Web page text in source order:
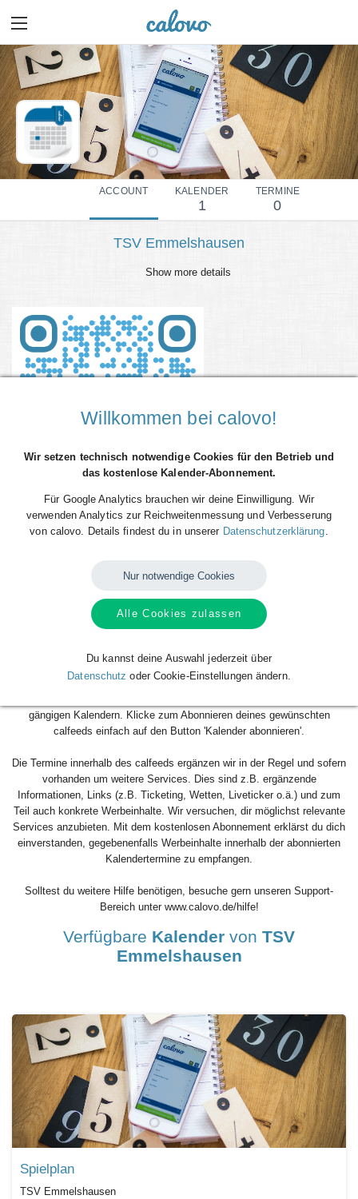
ACCOUNT KALENDER
1
TERMINE
0
TSV Emmelshausen
Show more details
Du willst alle Spieltermine von TSV Emmelshausen direkt als
Smartphone, Tablet oder Desktop-PC integrieren? Kein Problem mit den
Das Beste daran: sobald neue Spieltermine angelegt oder geändert
dem kostenlosen Abonnieren nie wieder etwas tun. Alle Termine einzeln
und mühsam einzutragen gehört also der Vergangenheit an. Los geht´s!
gängigen Kalendern. Klicke zum Abonnieren deines gewünschten
calfeeds einfach auf den Button 'Kalender abonnieren'.
Die Termine innerhalb des calfeeds ergänzen wir in der Regel und sofern
vorhanden um weitere Services. Dies sind z.B. ergänzende
Informationen, Links (z.B. Ticketing, Wetten, Liveticker o.ä.) und zum
Teil auch konkrete Werbeinhalte. Wir versuchen, dir möglichst relevante
Services anzubieten. Mit dem kostenlosen Abonnement erklärst du dich
einverstanden, gegebenenfalls Werbeinhalte innerhalb der abonnierten
Kalendertermine zu empfangen.
Solltest du weitere Hilfe benötigen, besuche gern unseren Support-
Bereich unter www.calovo.de/hilfe!
Verfügbare Kalender von TSV
Emmelshausen
Spielplan
TSV Emmelshausen
Willkommen bei calovo!
Wir setzen technisch notwendige Cookies für den Betrieb und
das kostenlose Kalender-Abonnement.
Für Google Analytics brauchen wir deine Einwilligung. Wir
verwenden Analytics zur Reichweitenmessung und Verbesserung
von calovo. Details findest du in unserer Datenschutzerklärung.
Nur notwendige Cookies
Alle Cookies zulassen
Du kannst deine Auswahl jederzeit über
Datenschutz oder Cookie-Einstellungen ändern.